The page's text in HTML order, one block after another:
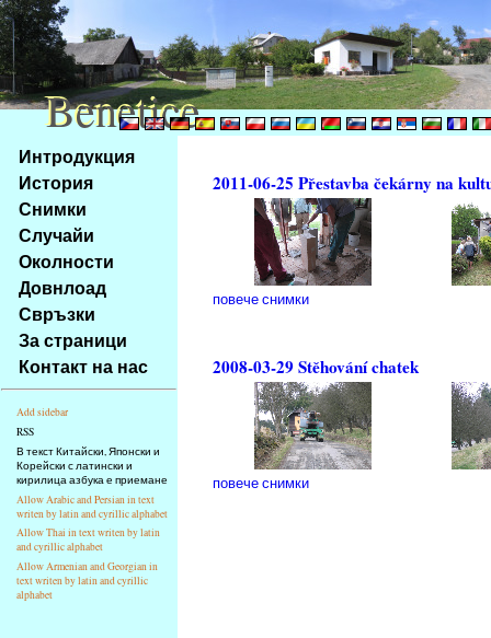
Na
obsah
stránky
Klávesové
zkratky
tomto
webu
základní
Hlavní
strana
Интродукция
История
Снимки
Случайи
Околности
Довнлоад
Свръзки
За страници
Контакт на нас
Add sidebar
RSS
В текст Китайски, Японски и
Корейски с латински и
кирилица азбука е приемане
Allow Arabic and Persian in text
writen by latin and cyrillic alphabet
Allow Thai in text writen by latin
and cyrillic alphabet
Allow Armenian and Georgian in
text writen by latin and cyrillic
alphabet
2011-06-25 Přestavba čekárny na
повече снимки
2008-03-29 Stěhování chatek
повече снимки
Benetice
Benetice